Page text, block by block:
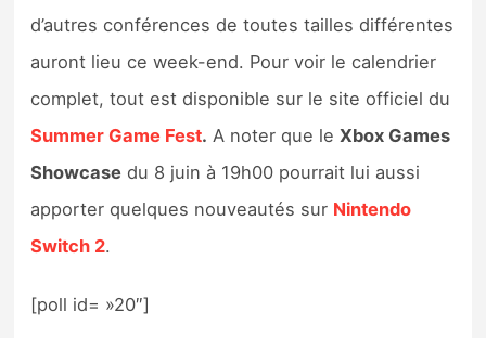
d’autres conférences de toutes tailles différentes
auront lieu ce week-end. Pour voir le calendrier
complet, tout est disponible sur le site officiel du
Summer Game Fest. A noter que leXbox Games
Showcase du 8 juin à 19h00 pourrait lui aussi
apporter quelques nouveautés sur Nintendo
Switch 2.
[poll id= »20″]